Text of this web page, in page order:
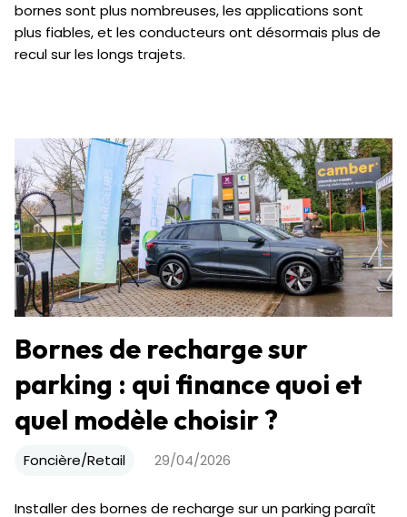
bornes sont plus nombreuses, les applications sont
plus fiables, et les conducteurs ont désormais plus de
recul sur les longs trajets.
Bornes de recharge sur
parking : qui finance quoi et
quel modèle choisir ?
Foncière/Retail 29/04/2026
Installer des bornes de recharge sur un parking paraît